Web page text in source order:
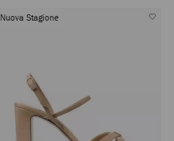
Nuova Stagione